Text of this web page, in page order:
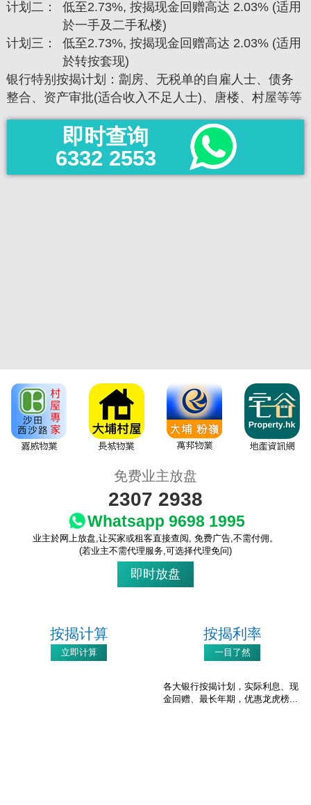
计划二：
低至2.73%, 按揭现金回赠高达 2.03% (适用
於一手及二手私楼)
计划三：
低至2.73%, 按揭现金回赠高达 2.03% (适用
於转按套现)
银行特别按揭计划：劏房、无税单的自雇人士、债务
整合、资产审批(适合收入不足人士)、唐楼、村屋等等
即时查询
6332 2553
免费业主放盘
2307 2938
Whatsapp 9698 1995
业主於网上放盘,让买家或租客直接查阅, 免费广告,不需付佣。
(若业主不需代理服务,可选择代理免问)
即时放盘
按揭计算
立即计算
按揭利率
一目了然
各大银行按揭计划，实际利息、现
金回赠、最长年期，优惠龙虎榜...